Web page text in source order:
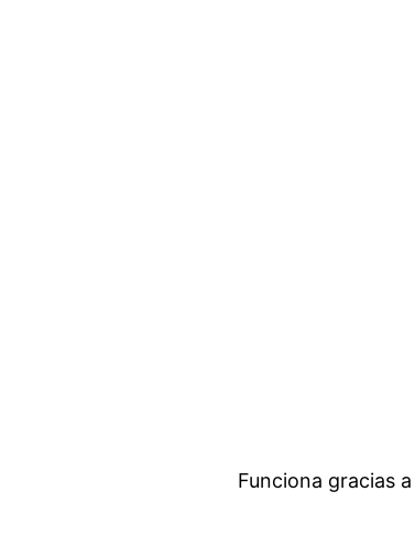
Funciona gracias a